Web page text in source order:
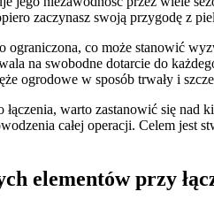
zaczynasz swoją przygodę z
ograniczona, co może stanowić
na swobodne dotarcie do
ogrodowe w sposób trwały i
warto zastanowić się
całej operacji. Celem jest
elementów przy